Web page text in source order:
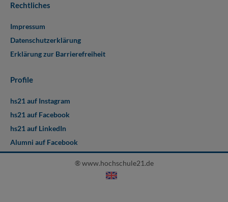
Rechtliches
Impressum
Datenschutzerklärung
Erklärung zur Barrierefreiheit
Profile
hs21 auf Instagram
hs21 auf Facebook
hs21 auf LinkedIn
Alumni auf Facebook
® www.hochschule21.de